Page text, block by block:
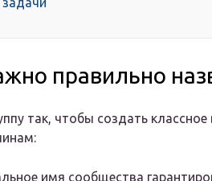
правильно
так, чтобы создать
имя сообщества